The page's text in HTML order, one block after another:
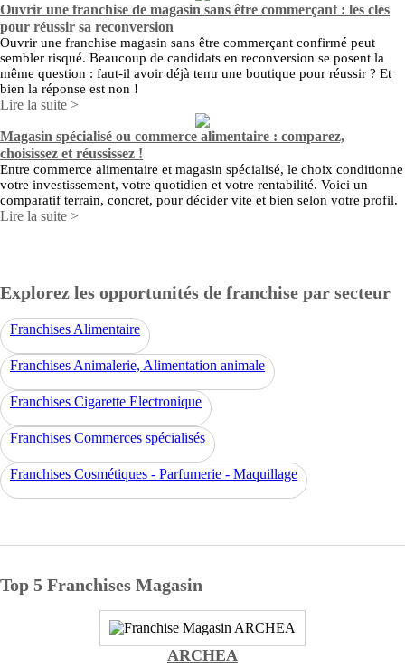
Ouvrir une franchise de magasin sans être commerçant : les clés
pour réussir sa reconversion
Ouvrir une franchise magasin sans être commerçant confirmé peut
sembler risqué. Beaucoup de candidats en reconversion se posent la
même question : faut-il avoir déjà tenu une boutique pour réussir ? Et
bien la réponse est non !
Lire la suite >
Magasin spécialisé ou commerce alimentaire : comparez,
choisissez et réussissez !
Entre commerce alimentaire et magasin spécialisé, le choix conditionne
votre investissement, votre quotidien et votre rentabilité. Voici un
comparatif terrain, concret, pour décider vite et bien selon votre profil.
Lire la suite >
Explorez les opportunités de franchise par secteur
Franchises Alimentaire
Franchises Animalerie, Alimentation animale
Franchises Cigarette Electronique
Franchises Commerces spécialisés
Franchises Cosmétiques - Parfumerie - Maquillage
Top 5 Franchises Magasin
ARCHEA